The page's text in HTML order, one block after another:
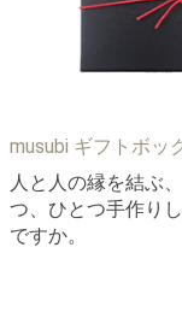
musubi ギフトボッ
人と人の縁を結ぶ
つ、ひとつ手作り
ですか。